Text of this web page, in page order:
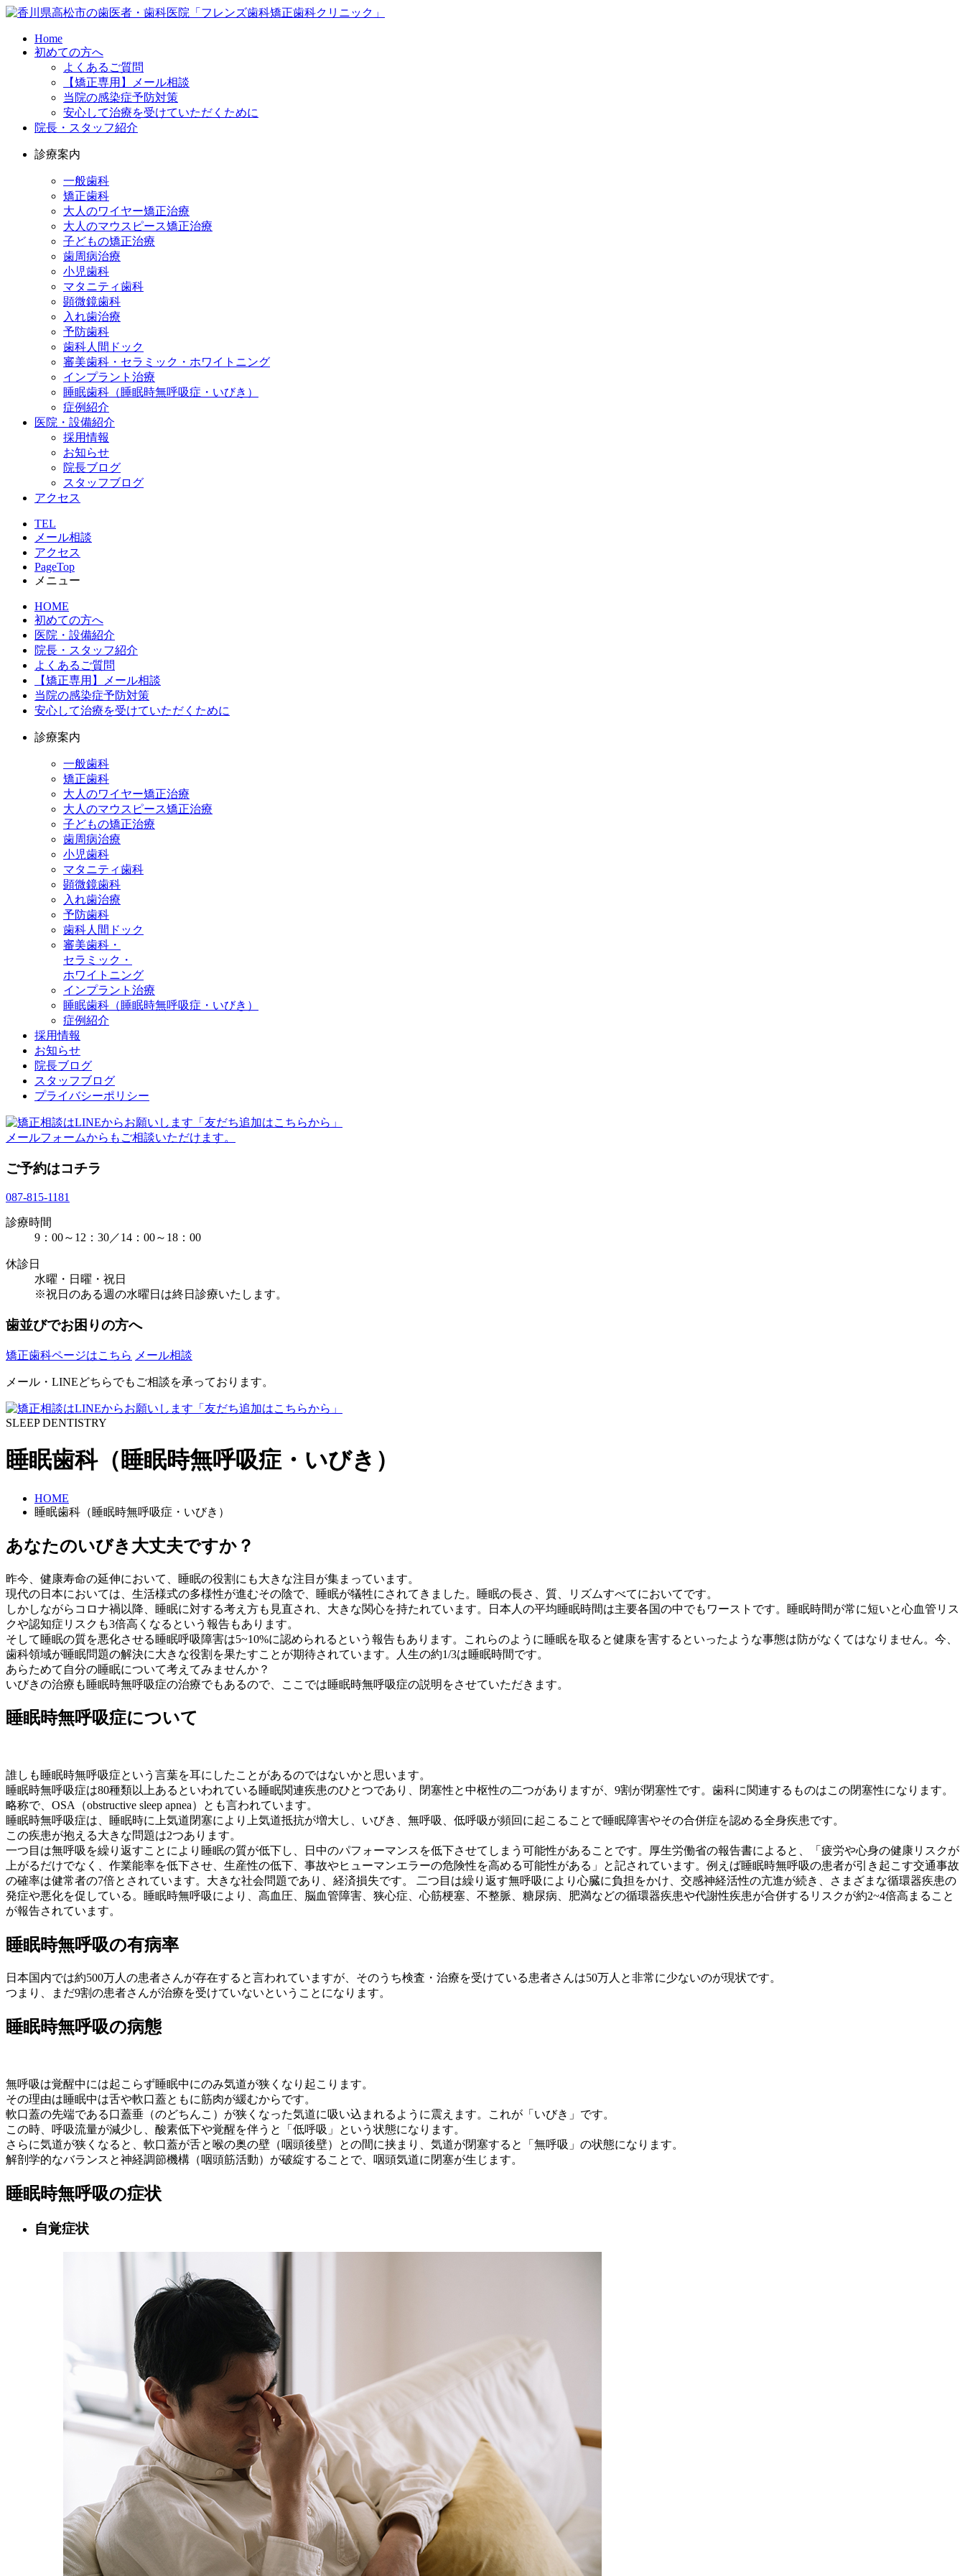
Home
初めての方へ
よくあるご質問
【矯正専用】メール相談
当院の感染症予防対策
安心して治療を受けていただくために
院長・スタッフ紹介
診療案内
一般歯科
矯正歯科
大人のワイヤー矯正治療
大人のマウスピース矯正治療
子どもの矯正治療
歯周病治療
小児歯科
マタニティ歯科
顕微鏡歯科
入れ歯治療
予防歯科
歯科人間ドック
審美歯科・セラミック・ホワイトニング
インプラント治療
睡眠歯科（睡眠時無呼吸症・いびき）
症例紹介
医院・設備紹介
採用情報
お知らせ
院長ブログ
スタッフブログ
アクセス
TEL
メール相談
アクセス
PageTop
メニュー
HOME
初めての方へ
医院・設備紹介
院長・スタッフ紹介
よくあるご質問
【矯正専用】メール相談
当院の感染症予防対策
安心して治療を受けていただくために
診療案内
一般歯科
矯正歯科
大人のワイヤー矯正治療
大人のマウスピース矯正治療
子どもの矯正治療
歯周病治療
小児歯科
マタニティ歯科
顕微鏡歯科
入れ歯治療
予防歯科
歯科人間ドック
審美歯科・
セラミック・
ホワイトニング
インプラント治療
睡眠歯科（睡眠時無呼吸症・いびき）
症例紹介
採用情報
お知らせ
院長ブログ
スタッフブログ
プライバシーポリシー
メールフォームからもご相談いただけます。
ご予約はコチラ
087-815-1181
診療時間
9：00～12：30／14：00～18：00
休診日
水曜・日曜・祝日
※祝日のある週の水曜日は終日診療いたします。
歯並びでお困りの方へ
矯正歯科ページはこちら メール相談
メール・LINEどちらでもご相談を承っております。
SLEEP DENTISTRY
睡眠歯科（睡眠時無呼吸症・いびき）
HOME
睡眠歯科（睡眠時無呼吸症・いびき）
あなたのいびき大丈夫ですか？
昨今、健康寿命の延伸において、睡眠の役割にも大きな注目が集まっています。
現代の日本においては、生活様式の多様性が進むその陰で、睡眠が犠牲にされてきました。睡眠の長さ、質、リズムすべてにおいてです。
しかしながらコロナ禍以降、睡眠に対する考え方も見直され、大きな関心を持たれています。日本人の平均睡眠時間は主要各国の中でもワーストです。睡眠時間が常に短いと心血管リス
クや認知症リスクも3倍高くなるという報告もあります。
そして睡眠の質を悪化させる睡眠呼吸障害は5~10%に認められるという報告もあります。これらのように睡眠を取ると健康を害するといったような事態は防がなくてはなりません。今、
歯科領域が睡眠問題の解決に大きな役割を果たすことが期待されています。人生の約1/3は睡眠時間です。
あらためて自分の睡眠について考えてみませんか？
いびきの治療も睡眠時無呼吸症の治療でもあるので、ここでは睡眠時無呼吸症の説明をさせていただきます。
睡眠時無呼吸症について
誰しも睡眠時無呼吸症という言葉を耳にしたことがあるのではないかと思います。
睡眠時無呼吸症は80種類以上あるといわれている睡眠関連疾患のひとつであり、閉塞性と中枢性の二つがありますが、9割が閉塞性です。歯科に関連するものはこの閉塞性になります。
略称で、OSA（obstructive sleep apnea）とも言われています。
睡眠時無呼吸症は、睡眠時に上気道閉塞により上気道抵抗が増大し、いびき、無呼吸、低呼吸が頻回に起こることで睡眠障害やその合併症を認める全身疾患です。
この疾患が抱える大きな問題は2つあります。
一つ目は無呼吸を繰り返すことにより睡眠の質が低下し、日中のパフォーマンスを低下させてしまう可能性があることです。厚生労働省の報告書によると、「疲労や心身の健康リスクが
上がるだけでなく、作業能率を低下させ、生産性の低下、事故やヒューマンエラーの危険性を高める可能性がある」と記されています。例えば睡眠時無呼吸の患者が引き起こす交通事故
の確率は健常者の7倍とされています。大きな社会問題であり、経済損失です。 二つ目は繰り返す無呼吸により心臓に負担をかけ、交感神経活性の亢進が続き、さまざまな循環器疾患の
発症や悪化を促している。睡眠時無呼吸により、高血圧、脳血管障害、狭心症、心筋梗塞、不整脈、糖尿病、肥満などの循環器疾患や代謝性疾患が合併するリスクが約2~4倍高まること
が報告されています。
睡眠時無呼吸の有病率
日本国内では約500万人の患者さんが存在すると言われていますが、そのうち検査・治療を受けている患者さんは50万人と非常に少ないのが現状です。
つまり、まだ9割の患者さんが治療を受けていないということになります。
睡眠時無呼吸の病態
無呼吸は覚醒中には起こらず睡眠中にのみ気道が狭くなり起こります。
その理由は睡眠中は舌や軟口蓋ともに筋肉が緩むからです。
軟口蓋の先端である口蓋垂（のどちんこ）が狭くなった気道に吸い込まれるように震えます。これが「いびき」です。
この時、呼吸流量が減少し、酸素低下や覚醒を伴うと「低呼吸」という状態になります。
さらに気道が狭くなると、軟口蓋が舌と喉の奥の壁（咽頭後壁）との間に挟まり、気道が閉塞すると「無呼吸」の状態になります。
解剖学的なバランスと神経調節機構（咽頭筋活動）が破綻することで、咽頭気道に閉塞が生じます。
睡眠時無呼吸の症状
自覚症状